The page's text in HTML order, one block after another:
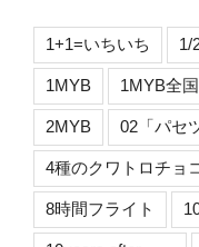
1+1=いちいち 1/
1MYB 1MYB全
2MYB 02「パセ
4種のクワトロチョ
8時間フライト